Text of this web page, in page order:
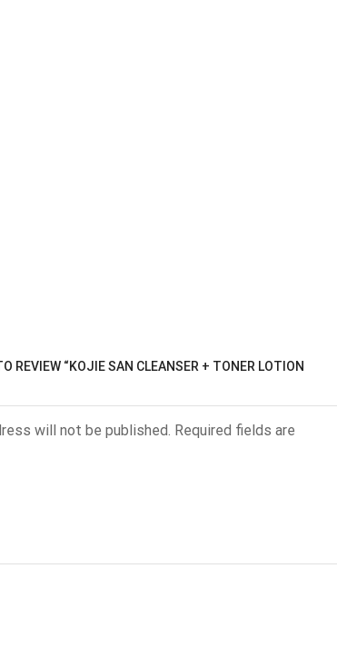
REVIEW “KOJIE SAN CLEANSER + TONER LOTION
will not be published. Required fields are